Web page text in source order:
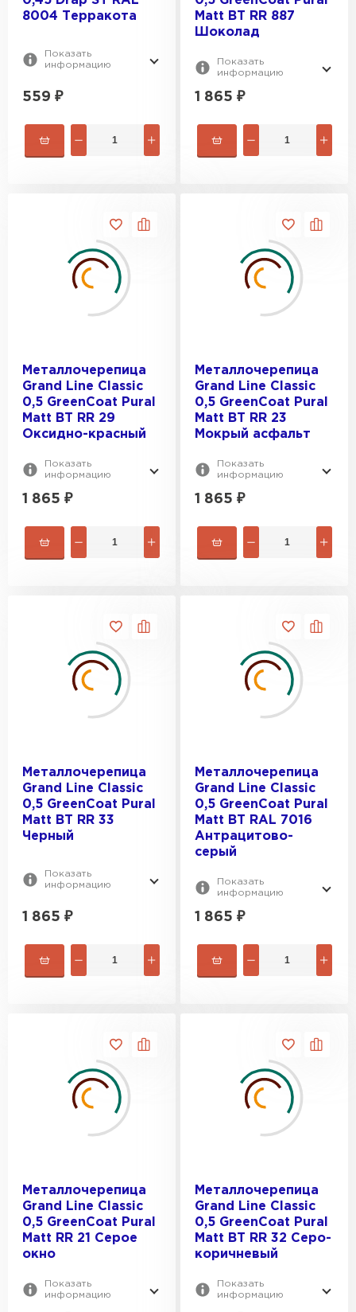
8004 Терракота
Показать
информацию
559 ₽
Matt BT RR 887
Шоколад
Показать
информацию
1 865 ₽
Металлочерепица
Grand Line Classic
0,5 GreenCoat Pural
Matt BT RR 29
Оксидно-красный
Показать
информацию
1 865 ₽
Металлочерепица
Grand Line Classic
0,5 GreenCoat Pural
Matt BT RR 23
Мокрый асфальт
Показать
информацию
1 865 ₽
Металлочерепица
Grand Line Classic
0,5 GreenCoat Pural
Matt BT RR 33
Черный
Показать
информацию
1 865 ₽
Металлочерепица
Grand Line Classic
0,5 GreenCoat Pural
Matt BT RAL 7016
Антрацитово-
серый
Показать
информацию
1 865 ₽
Металлочерепица
Grand Line Classic
0,5 GreenCoat Pural
Matt RR 21 Серое
окно
Показать
информацию
Металлочерепица
Grand Line Classic
0,5 GreenCoat Pural
Matt BT RR 32 Серо-
коричневый
Показать
информацию